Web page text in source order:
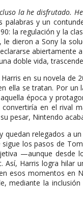
la he disfrutado.
palabras y un
la regulación y la
dieron a Sony la
doble vida,
en su novela de
ella se tratan. Por
época y
en el rival
pesar, Nintendo
relegados a
los pasos de
—aunque
Harris logra
esos momentos
mediante la